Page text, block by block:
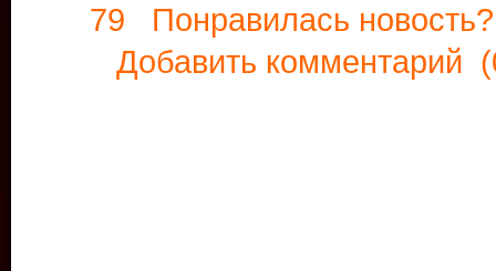
79 Понравилась
Добавить комментарий